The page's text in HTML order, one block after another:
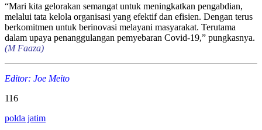
“Mari kita gelorakan semangat untuk meningkatkan pengabdian,
melalui tata kelola organisasi yang efektif dan efisien. Dengan terus
berkomitmen untuk berinovasi melayani masyarakat. Terutama
dalam upaya penanggulangan pemyebaran Covid-19,” pungkasnya.
(M Faaza)
Editor: Joe Meito
116
polda jatim